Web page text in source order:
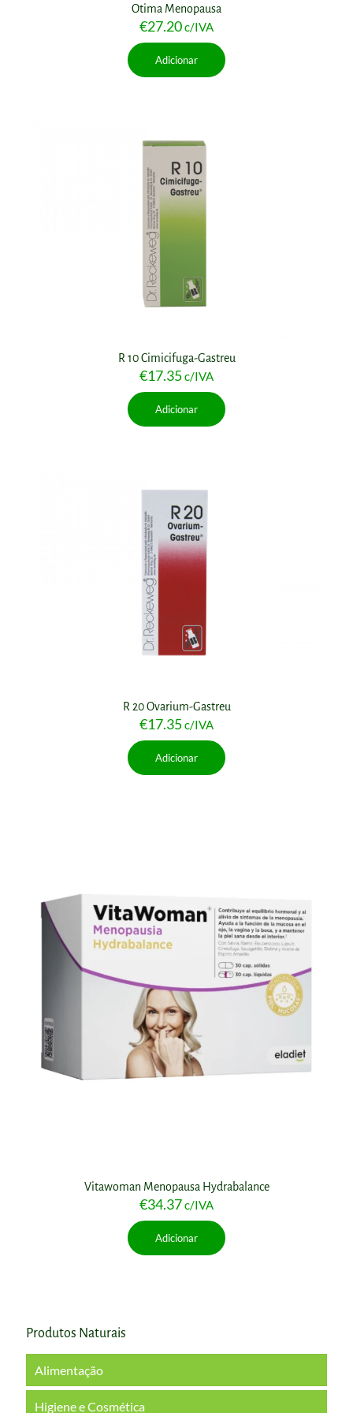
Otima Menopausa
€27.20c/IVA
Adicionar
R 10 Cimicifuga-Gastreu
€17.35c/IVA
Adicionar
R 20 Ovarium-Gastreu
€17.35c/IVA
Adicionar
Vitawoman Menopausa Hydrabalance
€34.37c/IVA
Adicionar
Produtos Naturais
Alimentação
Higiene e Cosmética